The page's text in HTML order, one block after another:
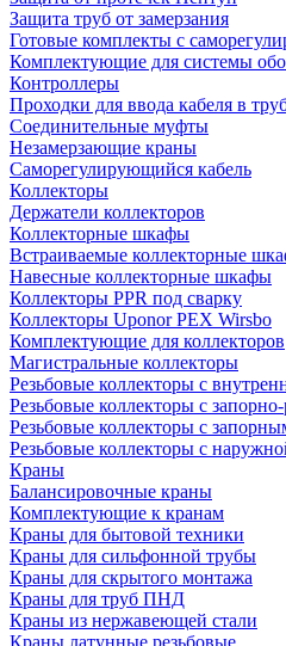
Защита труб от замерзания
Готовые комплекты с
Комплектующие для системы
Контроллеры
Проходки для ввода кабеля в
Соединительные муфты
Незамерзающие краны
Саморегулирующийся кабель
Коллекторы
Держатели коллекторов
Коллекторные шкафы
Встраиваемые коллекторные
Навесные коллекторные шкафы
Коллекторы PPR под сварку
Коллекторы Uponor PEX Wirsbo
Комплектующие для коллекторов
Магистральные коллекторы
Резьбовые коллекторы с
Резьбовые коллекторы с
Резьбовые коллекторы с
Резьбовые коллекторы с
Краны
Балансировочные краны
Комплектующие к кранам
Краны для бытовой техники
Краны для сильфонной трубы
Краны для скрытого монтажа
Краны для труб ПНД
Краны из нержавеющей стали
Краны латунные резьбовые